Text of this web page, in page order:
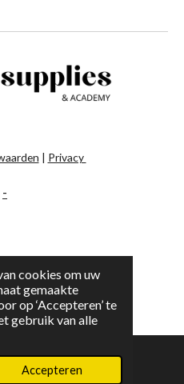
cookies om uw
gemaakte
op ‘Accepteren’ te
gebruik van alle
Accepteren
| Privacy
-
Instagram